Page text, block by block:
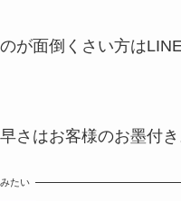
が面倒くさい方は
さはお客様のお墨付き
たい